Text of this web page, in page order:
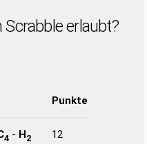
erlaubt?
Punkte
4 - H2 12